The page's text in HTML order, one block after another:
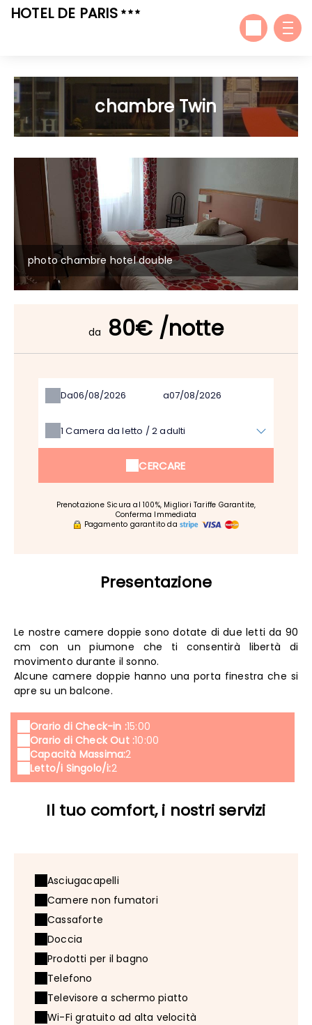
HOTEL DE PARIS
chambre Twin
photo chambre hotel double
da 80€ /notte
Da a
1Camera da letto /2adulti
CERCARE
Prenotazione Sicura al 100%, Migliori Tariffe Garantite,
Conferma Immediata
Pagamento garantito da
Presentazione
Le nostre camere doppie sono dotate di due letti da 90
cm con un piumone che ti consentirà libertà di
movimento durante il sonno.
Alcune camere doppie hanno una porta finestra che si
apre su un balcone.
Orario di Check-in :15:00
Orario di Check Out :10:00
Capacità Massima:2
Letto/i Singolo/i:2
Il tuo comfort, i nostri servizi
Asciugacapelli
Camere non fumatori
Cassaforte
Doccia
Prodotti per il bagno
Telefono
Televisore a schermo piatto
Wi-Fi gratuito ad alta velocità